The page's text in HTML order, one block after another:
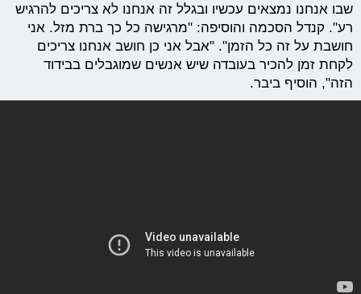
שבו אנחנו נמצאים עכשיו ובגלל זה אנחנו לא צריכים להרגיש
רע". קנדל הסכמה והוסיפה: "מרגישה כל כך ברת מזל. אני
חושבת על זה כל הזמן". "אבל אני כן חושב אנחנו צריכים
לקחת זמן להכיר בעובדה שיש אנשים שמוגבלים בבידוד
הזה", הוסיף ביבר.